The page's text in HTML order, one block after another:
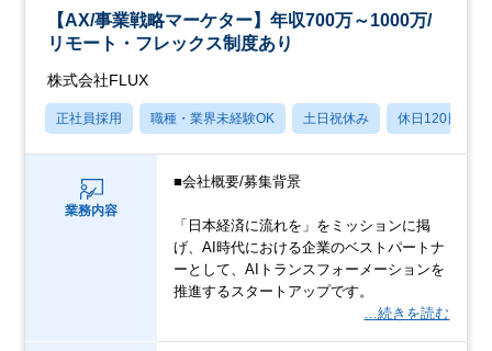
【AX/事業戦略マーケター】年収700万～1000万/
リモート・フレックス制度あり
株式会社FLUX
正社員採用 職種・業界未経験OK 土日祝休み 休日120日以上
業務内容
■会社概要/募集背景
「日本経済に流れを」をミッションに掲
げ、AI時代における企業のベストパートナ
ーとして、AIトランスフォーメーションを
推進するスタートアップです。
…続きを読む